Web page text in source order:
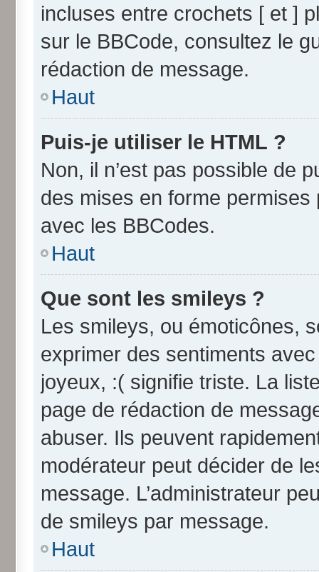
incluses entre crochets [ et ]
sur le BBCode, consultez le
rédaction de message.
Haut
Puis-je utiliser le HTML ?
Non, il n’est pas possible de
des mises en forme
avec les BBCodes.
Haut
Que sont les smileys ?
Les smileys, ou émoticônes,
exprimer des sentiments
joyeux, :( signifie triste. La
page de rédaction de
abuser. Ils peuvent
modérateur peut décider de
message. L’administrateur
de smileys par message.
Haut